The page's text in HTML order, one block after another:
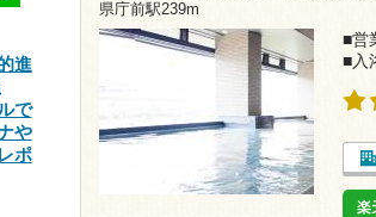
県庁前駅239m
■営
■入
楽
進
で
や
ポ